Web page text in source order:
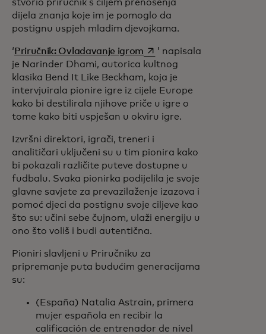
stvorio priručnik s ciljem prenošenja
dijela znanja koje im je pomoglo da
postignu uspjeh mladim djevojkama.
‘ Priručnik: Ovladavanje igrom opens in a new tab
’ napisala
je Narinder Dhami, autorica kultnog
klasika Bend It Like Beckham, koja je
intervjuirala pionire igre iz cijele Europe
kako bi destilirala njihove priče u igre o
tome kako biti uspješan u okviru igre.
Izvršni direktori, igrači, treneri i
analitičari uključeni su u tim pionira kako
bi pokazali različite puteve dostupne u
fudbalu. Svaka pionirka podijelila je svoje
glavne savjete za prevazilaženje izazova i
pomoć djeci da postignu svoje ciljeve kao
što su: učini sebe čujnom, ulaži energiju u
ono što voliš i budi autentična.
Pioniri slavljeni u Priručniku za
pripremanje puta budućim generacijama
su:​
(España) Natalia Astrain, primera
mujer española en recibir la
calificación de entrenador de nivel